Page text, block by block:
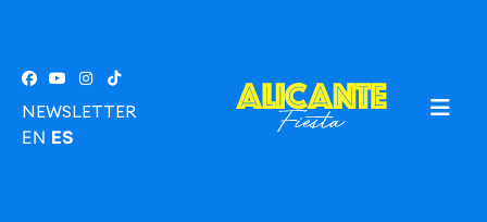
NEWSLETTER
EN ES